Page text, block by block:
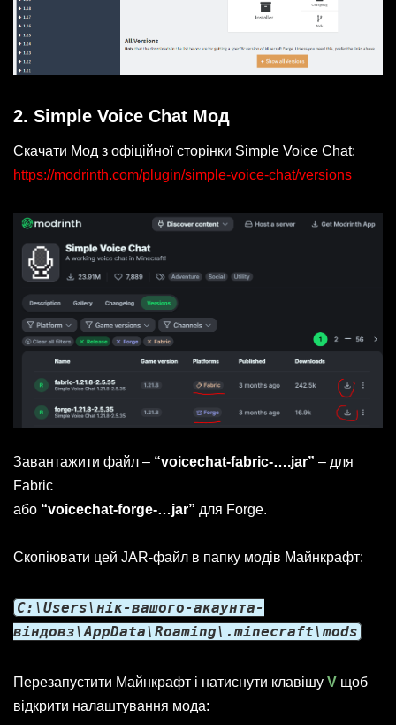
2. Simple Voice Chat Мод
Скачати Мод з офіційної сторінки Simple Voice Chat:
https://modrinth.com/plugin/simple-voice-chat/versions
Завантажити файл – “voicechat-fabric-….jar” – для
Fabric
або “voicechat-forge-…jar” для Forge.
Скопіювати цей JAR-файл в папку модів Майнкрафт:
C:\Users\нік-вашого-акаунта-
віндовз\AppData\Roaming\.minecraft\mods
Перезапустити Майнкрафт і натиснути клавішу V щоб
відкрити налаштування мода: